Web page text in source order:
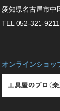
愛知県名古屋市中
TEL 052-321-9211
オンラインショッ